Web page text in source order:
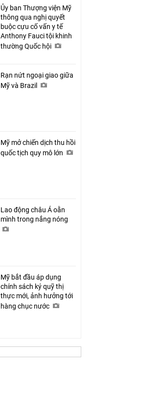
Ủy ban Thượng viện Mỹ
thông qua nghị quyết
buộc cựu cố vấn y tế
Anthony Fauci tội khinh
thường Quốc hội
Rạn nứt ngoại giao giữa
Mỹ và Brazil
Mỹ mở chiến dịch thu hồi
quốc tịch quy mô lớn
Lao động châu Á oằn
mình trong nắng nóng
Mỹ bắt đầu áp dụng
chính sách ký quỹ thị
thực mới, ảnh hưởng tới
hàng chục nước